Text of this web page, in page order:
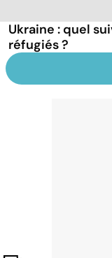
Ukraine : quel
réfugiés ?